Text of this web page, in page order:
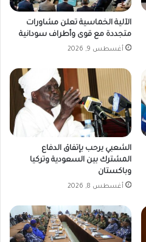
الآلية الخماسية تعلن مشاورات
متجددة مع قوى وأطراف سودانية
أغسطس 9, 2026
الشعبي يرحب بإتفاق الدفاع
المشترك بين السعودية وتركيا
وباكستان
أغسطس 8, 2026